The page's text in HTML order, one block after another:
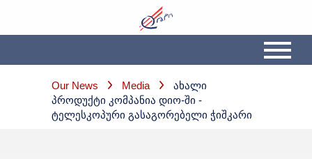
Our News Media
Ახალი
Პროდუქტი Კომპანია Დიო-Ში -
Ტელესკოპური Გასაგორებელი Ჭიშკარი